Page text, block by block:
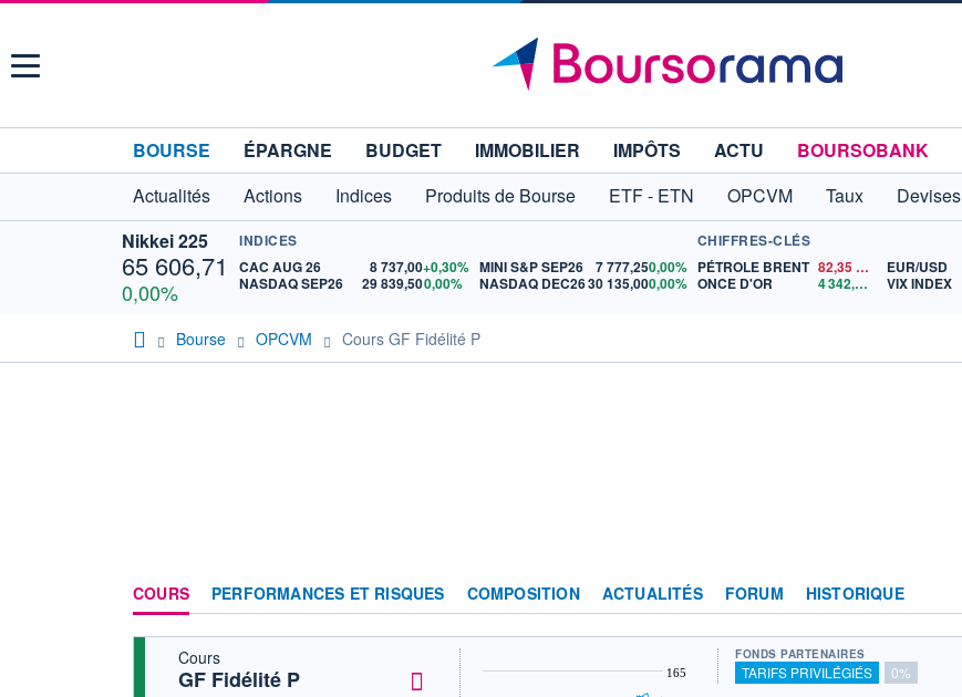
Menu
BOURSE ÉPARGNE BUDGET IMMOBILIER IMPÔTS ACTU
BOURSOBANK
Actualités
Actions Indices Produits de Bourse ETF - ETN OPCVM Taux Devises
Nikkei 225
65 606,71
0,00%
INDICES
CAC AUG 26
8 737,00+0,30%
NASDAQ SEP26
29 839,500,00%
MINI S&P SEP26 7 777,250,00%
NASDAQ DEC2630 135,000,00%
CHIFFRES-CLÉS
PÉTROLE BRENT 82,35
ONCE D'OR
4 342,26 $US
EUR/USD
VIX INDEX
Bourse OPCVM Cours GF Fidélité P
COURS PERFORMANCES ET RISQUES COMPOSITION ACTUALITÉS FORUM HISTORIQUE
Cours
GF Fidélité P 165
FONDS PARTENAIRES
TARIFS PRIVILÉGIÉS 0%